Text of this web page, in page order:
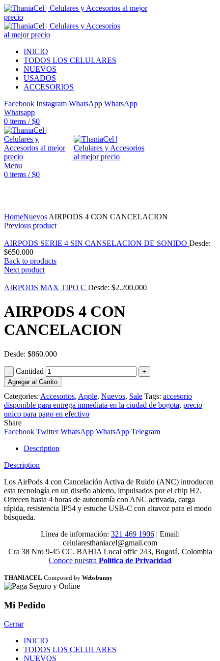
INICIO
TODOS LOS CELULARES
NUEVOS
USADOS
ACCESORIOS
Facebook Instagram WhatsApp WhatsApp
Whatsapp
0 items / $0
Menu
0 items / $0
HomeNuevos AIRPODS 4 CON CANCELACION
Previous product
AIRPODS SERIE 4 SIN CANSELACION DE SONIDO Desde:
$650.000
Back to products
Next product
AIRPODS MAX TIPO C Desde: $2.200.000
AIRPODS 4 CON
CANCELACION
Desde: $860.000
Cantidad
Agregar al Carrito
Categories: Accesorios, Apple, Nuevos, Sale Tags: accesorio
disponible para entrega inmediata en la ciudad de bogota, precio
unico para pago en efectivo
Share
Facebook Twitter WhatsApp WhatsApp Telegram
Description
Description
Los AirPods 4 con Cancelación Activa de Ruido (ANC) introducen
esta tecnología en un diseño abierto, impulsados por el chip H2.
Ofrecen hasta 4 horas de autonomía con ANC activada, carga
rápida, resistencia IP54 y estuche USB-C con altavoz para el modo
búsqueda.
Línea de información: 321 469 1906| Email:
celularesthaniacel@gmail.com
Cra 38 Nro 9-45 CC. BAHIA Local offic 243, Bogotá, Colombia
Conoce nuestra Política de Privacidad
THANIACEL Composed by Websbunny
Mi Pedido
Cerrar
INICIO
TODOS LOS CELULARES
NUEVOS